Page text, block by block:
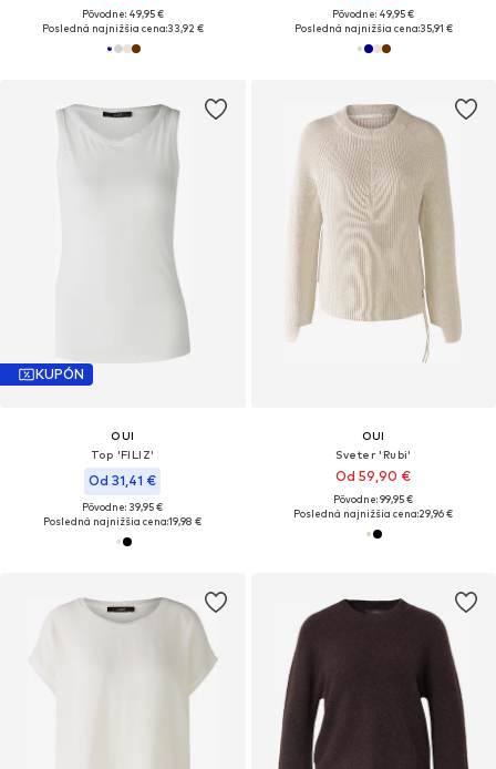
Pôvodne: 49,95 €
Posledná najnižšia cena:33,92 €
Pôvodne: 49,95 €
Posledná najnižšia cena:35,91 €
KUPÓN
OUI
Top 'FILIZ'
Od 31,41 €
Pôvodne: 39,95 €
Posledná najnižšia cena:19,98 €
OUI
Sveter 'Rubi'
Od 59,90 €
Pôvodne: 99,95 €
Posledná najnižšia cena:29,96 €